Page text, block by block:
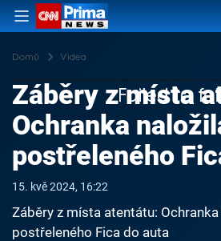
Domů Videa
Failed to
Záběry z místa
Ochranka
postřeleného
15. kvě 2024, 16:22
Záběry z místa atentátu:
postřeleného Fica do auta